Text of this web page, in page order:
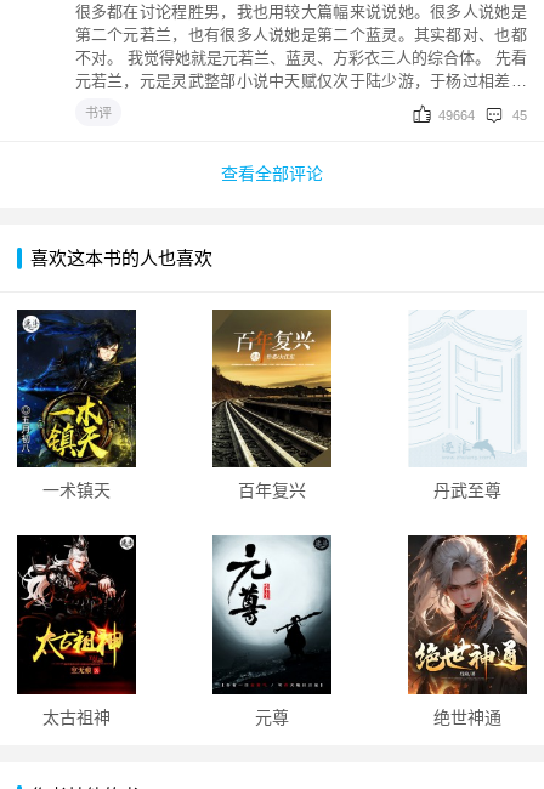
很多都在讨论程胜男，我也用较大篇幅来说说她。很多人说她是
第二个元若兰，也有很多人说她是第二个蓝灵。其实都对、也都
不对。 我觉得她就是元若兰、蓝灵、方彩衣三人的综合体。 先看
元若兰，元是灵武整部小说中天赋仅次于陆少游，于杨过相差仿
佛的人。元和陆最初压根没有男女之间的暧昧，有的只是作为对
手相互敬佩、相互暗自较劲。元是在失忆之后恢复的过程中在好
深似海。陆少游甚至是在要杀元若兰的时候才知道元喜欢自己。
49664 45
书评
查看全部评论
喜欢这本书的人也喜欢
一术镇天 百年复兴 丹武至尊
太古祖神 元尊 绝世神通